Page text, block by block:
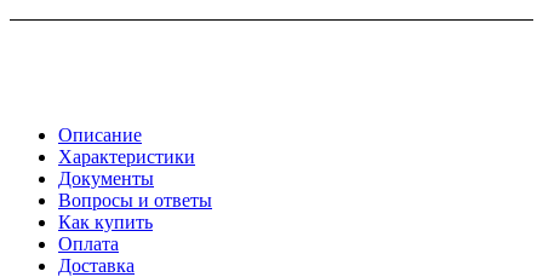
Описание
Характеристики
Документы
Вопросы и ответы
Как купить
Оплата
Доставка